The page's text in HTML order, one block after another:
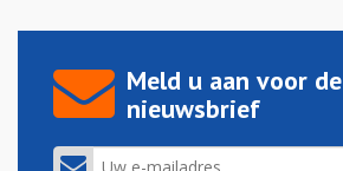
Meld u aan voor de
nieuwsbrief